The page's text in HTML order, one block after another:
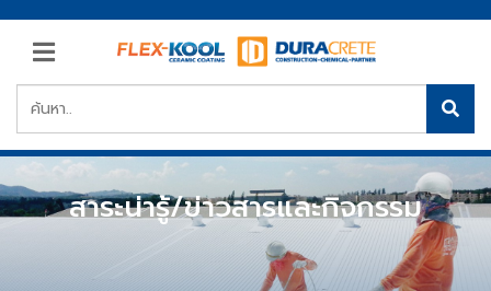
สาระน่ารู้/ข่าวสารและกิจกรรม